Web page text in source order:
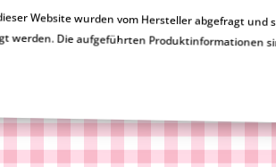
Website wurden vom Hersteller abgefragt
korrekt angezeigt werden. Die aufgeführten